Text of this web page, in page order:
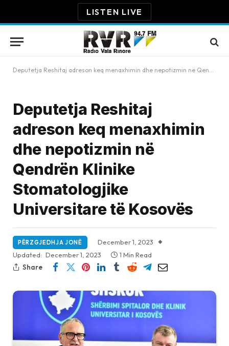
LISTEN LIVE
Deputetja Reshitaj adreson keq menaxhimin dhe nepotizmin në Qendrën Klinike Stomatologjike Universitare të Kosovës
Deputetja Reshitaj
adreson keq menaxhimin
dhe nepotizmin në
Qendrën Klinike
Stomatologjike
Universitare të Kosovës
PËRZGJEDHJA JONË
December 1, 2023
Updated: December 1, 2023
1 Min Read
Share